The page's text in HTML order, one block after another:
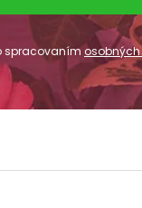
spracovaním